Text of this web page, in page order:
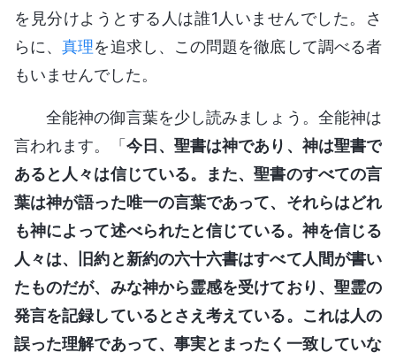
を見分けようとする人は誰1人いませんでした。さ
らに、真理を追求し、この問題を徹底して調べる者
もいませんでした。
全能神の御言葉を少し読みましょう。全能神は
言われます。「今日、聖書は神であり、神は聖書で
あると人々は信じている。また、聖書のすべての言
葉は神が語った唯一の言葉であって、それらはどれ
も神によって述べられたと信じている。神を信じる
人々は、旧約と新約の六十六書はすべて人間が書い
たものだが、みな神から霊感を受けており、聖霊の
発言を記録しているとさえ考えている。これは人の
誤った理解であって、事実とまったく一致していな